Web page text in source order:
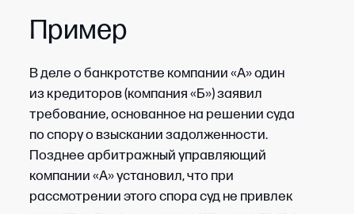
От квалификации акта зависят предмет
жалобы и допустимые доводы.
Определяется перечень нарушений, которые
могли повлиять на выводы суда: неправильное
применение норм материального права либо
процессуальные нарушения, связанные
или выходом за пределы заявленных
Зафиксировать основания для
обжалования